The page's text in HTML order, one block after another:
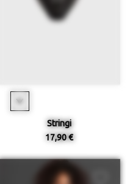
Stringi
17,90 €